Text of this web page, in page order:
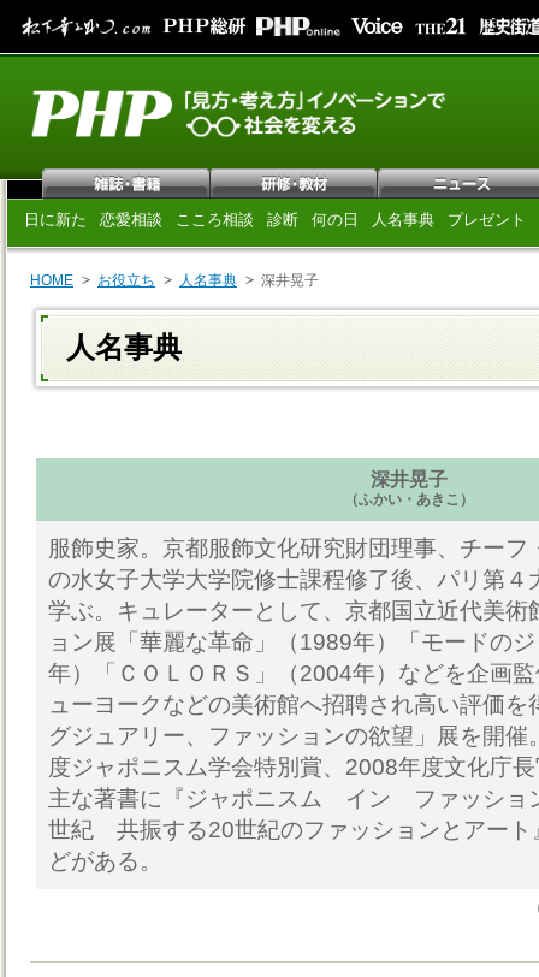
日に新た 恋愛相談 こころ相談 診断 何の日 人名事典 プレゼント
HOME お役立ち 人名事典 深井晃子
人名事典
深井晃子
（ふかい・あきこ）
服飾史家。京都服飾文化研究財団理事、チーフ
の水女子大学大学院修士課程修了後、パリ第４
学ぶ。キュレーターとして、京都国立近代美術
ョン展「華麗な革命」（1989年）「モードの
年）「ＣＯＬＯＲＳ」（2004年）などを企画
ューヨークなどの美術館へ招聘され高い評価
グジュアリー、ファッションの欲望」展を開
度ジャポニスム学会特別賞、2008年度文化庁
主な著書に『ジャポニスム イン ファッショ
世紀 共振する20世紀のファッションとアート
どがある。